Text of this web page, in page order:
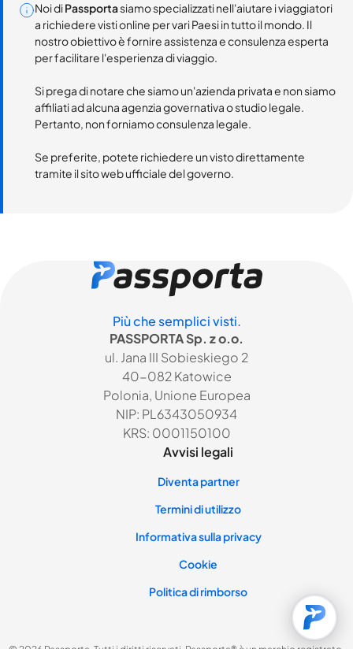
Noi diPassportasiamo specializzati nell'aiutare i viaggiatori
a richiedere visti online per vari Paesi in tutto il mondo. Il
nostro obiettivo è fornire assistenza e consulenza esperta
per facilitare l'esperienza di viaggio.
Si prega di notare che siamo un'azienda privata e non siamo
affiliati ad alcuna agenzia governativa o studio legale.
Pertanto, non forniamo consulenza legale.
Se preferite, potete richiedere un visto direttamente
tramite il sito web ufficiale del governo.
Più che semplici visti.
PASSPORTA Sp. z o.o.
ul. Jana III Sobieskiego 2
40-082 Katowice
Polonia, Unione Europea
NIP: PL6343050934
KRS: 0001150100
Avvisi legali
Diventa partner
Termini di utilizzo
Informativa sulla privacy
Cookie
Politica di rimborso